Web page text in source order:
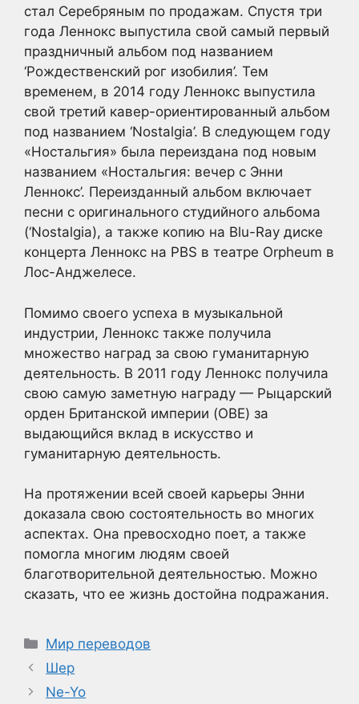
стал Серебряным по продажам. Спустя три
года Леннокс выпустила свой самый первый
праздничный альбом под названием
‘Рождественский рог изобилия’. Тем
временем, в 2014 году Леннокс выпустила
свой третий кавер-ориентированный альбом
под названием ‘Nostalgia’. В следующем году
«Ностальгия» была переиздана под новым
названием «Ностальгия: вечер с Энни
Леннокс’. Переизданный альбом включает
песни с оригинального студийного альбома
(‘Nostalgia), а также копию на Blu-Ray диске
концерта Леннокс на PBS в театре Orpheum в
Лос-Анджелесе.
Помимо своего успеха в музыкальной
индустрии, Леннокс также получила
множество наград за свою гуманитарную
деятельность. В 2011 году Леннокс получила
свою самую заметную награду — Рыцарский
орден Британской империи (OBE) за
выдающийся вклад в искусство и
гуманитарную деятельность.
На протяжении всей своей карьеры Энни
доказала свою состоятельность во многих
аспектах. Она превосходно поет, а также
помогла многим людям своей
благотворительной деятельностью. Можно
сказать, что ее жизнь достойна подражания.
Рубрики
Мир переводов
Шер
Ne-Yo